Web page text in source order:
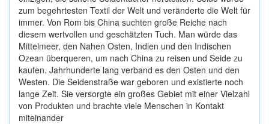
zum begehrtesten Textil der Welt und veränderte die Welt für
immer. Von Rom bis China suchten große Reiche nach
diesem wertvollen und geschätzten Tuch. Man würde das
Mittelmeer, den Nahen Osten, Indien und den Indischen
Ozean überqueren, um nach China zu reisen und Seide zu
kaufen. Jahrhunderte lang verband es den Osten und den
Westen. Die Seidenstraße war geboren und existierte noch
lange Zeit. Sie versorgte ein großes Gebiet mit einer Vielzahl
von Produkten und brachte viele Menschen in Kontakt
miteinander